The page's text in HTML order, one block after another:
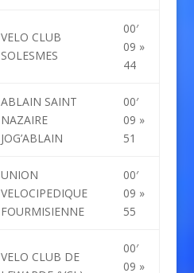
VELO CLUB
SOLESMES
00′
09 »
44
ABLAIN SAINT
NAZAIRE
JOG’ABLAIN
00′
09 »
51
UNION
VELOCIPEDIQUE
FOURMISIENNE
00′
09 »
55
VELO CLUB DE
00′
09 »